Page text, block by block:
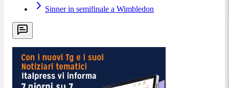
Sinner in semifinale a Wimbledon